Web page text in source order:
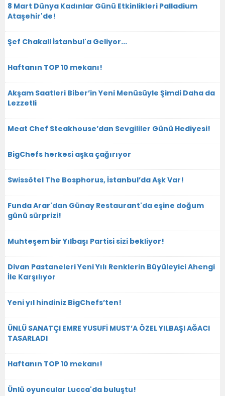
8 Mart Dünya Kadınlar Günü Etkinlikleri Palladium
Ataşehir'de!
Şef Chakall İstanbul'a Geliyor...
Haftanın TOP 10 mekanı!
Akşam Saatleri Biber’in Yeni Menüsüyle Şimdi Daha da
Lezzetli
Meat Chef Steakhouse’dan Sevgililer Günü Hediyesi!
BigChefs herkesi aşka çağırıyor
Swissôtel The Bosphorus, İstanbul’da Aşk Var!
Funda Arar'dan Günay Restaurant'da eşine doğum
günü sürprizi!
Muhteşem bir Yılbaşı Partisi sizi bekliyor!
Divan Pastaneleri Yeni Yılı Renklerin Büyüleyici Ahengi
İle Karşılıyor
Yeni yıl hindiniz BigChefs’ten!
ÜNLÜ SANATÇI EMRE YUSUFİ MUST’A ÖZEL YILBAŞI AĞACI
TASARLADI
Haftanın TOP 10 mekanı!
Ünlü oyuncular Lucca'da buluştu!